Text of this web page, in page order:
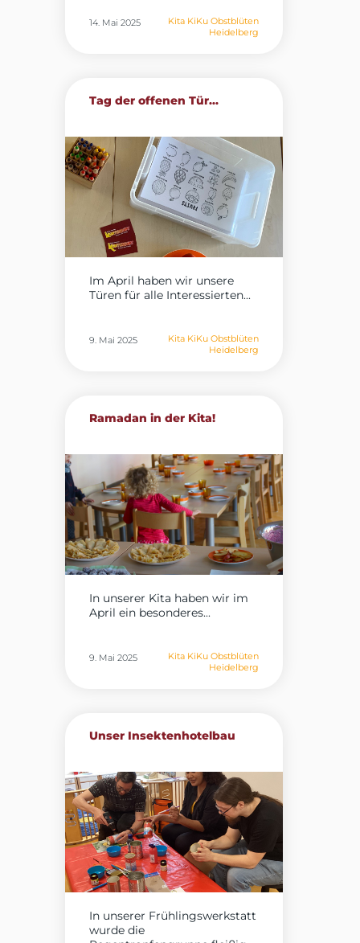
14. Mai 2025
Kita KiKu Obstblüten
Heidelberg
Tag der offenen Tür...
Im April haben wir unsere
Türen für alle Interessierten...
9. Mai 2025
Kita KiKu Obstblüten
Heidelberg
Ramadan in der Kita!
In unserer Kita haben wir im
April ein besonderes...
9. Mai 2025
Kita KiKu Obstblüten
Heidelberg
Unser Insektenhotelbau
In unserer Frühlingswerkstatt
wurde die